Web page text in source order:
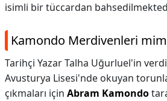
isimli bir tüccardan
Kamondo Merdivenleri
Tarihçi Yazar Talha Uğurluel'in
Avusturya Lisesi'nde okuyan
çıkmaları için Abram Kamondo